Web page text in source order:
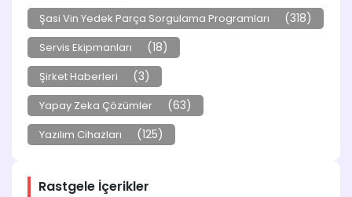
Şasi Vin Yedek Parça Sorgulama Programları (318)
Servis Ekipmanları (18)
Şirket Haberleri (3)
Yapay Zeka Çözümler (63)
Yazılım Cihazları (125)
Rastgele İçerikler